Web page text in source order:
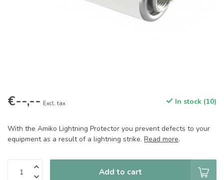
€--,-- Excl. tax In stock (10)
With the Amiko Lightning Protector you prevent defects to your
equipment as a result of a lightning strike. Read more.
Add to cart